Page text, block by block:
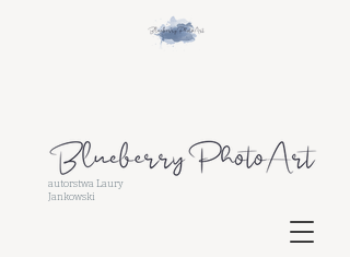
autorstwa Laury
Jankowski